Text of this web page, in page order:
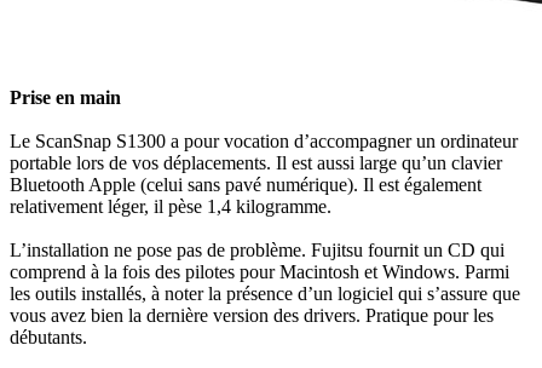
Prise en main
Le ScanSnap S1300 a pour vocation d’accompagner un ordinateur
portable lors de vos déplacements. Il est aussi large qu’un clavier
Bluetooth Apple (celui sans pavé numérique). Il est également
relativement léger, il pèse 1,4 kilogramme.
L’installation ne pose pas de problème. Fujitsu fournit un CD qui
comprend à la fois des pilotes pour Macintosh et Windows. Parmi
les outils installés, à noter la présence d’un logiciel qui s’assure que
vous avez bien la dernière version des drivers. Pratique pour les
débutants.